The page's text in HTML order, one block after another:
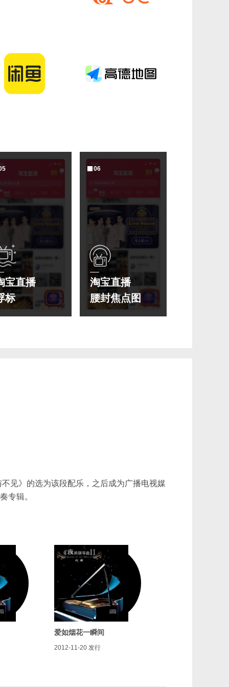
5
宝直播
标
06
淘宝直播
腰封焦点图
见》的选为该段配乐，之后成为广播电视媒
专辑。
爱如烟花一瞬间
2012-11-20 发行